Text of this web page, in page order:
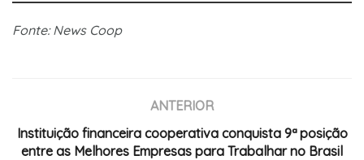
Fonte: News Coop
ANTERIOR
Instituição financeira cooperativa conquista 9ª posição
entre as Melhores Empresas para Trabalhar no Brasil